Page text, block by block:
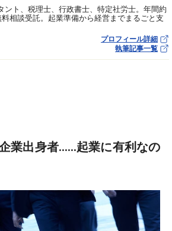
ント、税理士、行政書士、特定社労士。年間約
相談受託。起業準備から経営までまるごと支
プロフィール詳細
執筆記事一覧
業出身者……起業に有利なの